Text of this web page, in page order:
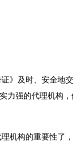
》及时、安全地
力强的代理机构
机构的重要性了